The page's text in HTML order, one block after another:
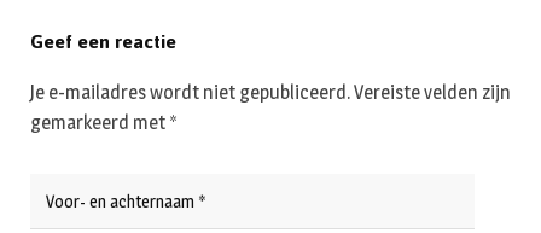
Geef een reactie
Je e-mailadres wordt niet gepubliceerd.Vereiste velden zijn
gemarkeerd met *